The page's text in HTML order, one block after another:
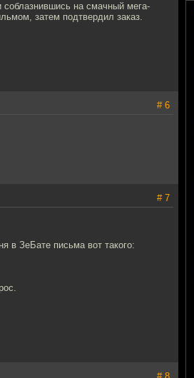
на смачный мега-
затем подтвердил заказ.
# 6
# 7
в ЗеБате письма вот такого: